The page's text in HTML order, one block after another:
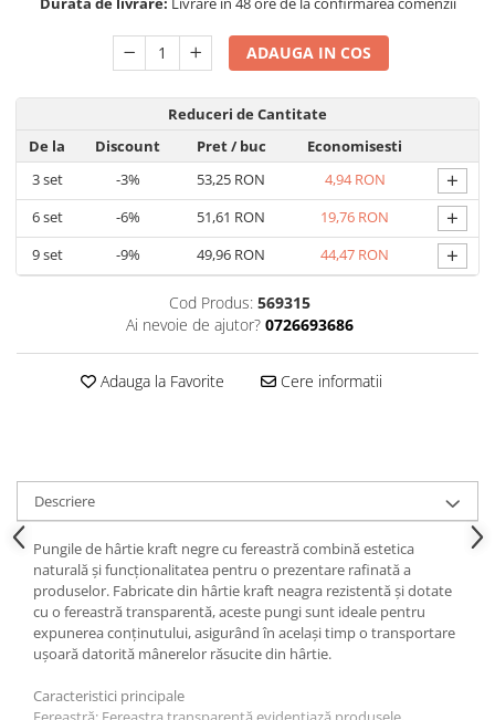
ADAUGA IN COS
Reduceri de Cantitate
De la
Discount Pret/ buc
Economisesti
3set -3% 53,25 RON 4,94 RON +
6set -6% 51,61 RON 19,76 RON +
9set -9% 49,96 RON 44,47 RON +
Cod Produs: 569315
Ai nevoie de ajutor? 0726693686
Adauga la Favorite Cere informatii
Descriere
Pungile de hârtie kraft negre cu fereastră combină estetica
naturală și funcționalitatea pentru o prezentare rafinată a
produselor. Fabricate din hârtie kraft neagra rezistentă și dotate
cu o fereastră transparentă, aceste pungi sunt ideale pentru
expunerea conținutului, asigurând în același timp o transportare
ușoară datorită mânerelor răsucite din hârtie.
Caracteristici principale